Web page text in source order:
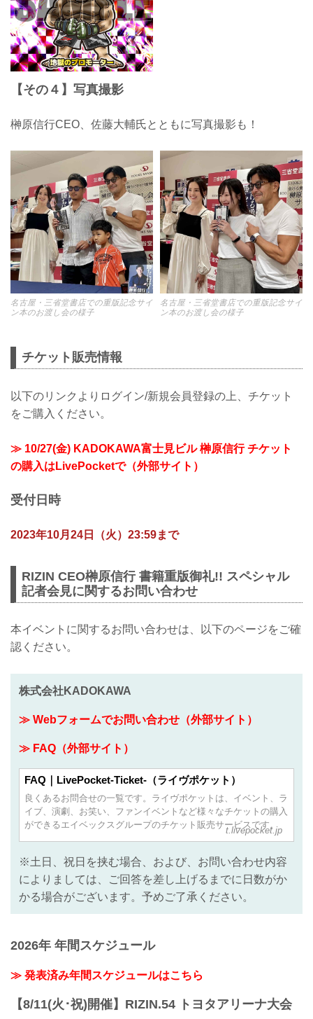
【その４】写真撮影
榊原信行CEO、佐藤大輔氏とともに写真撮影も！
名古屋・三省堂書店での重版記念サイ
ン本のお渡し会の様子
名古屋・三省堂書店での重版記念サイ
ン本のお渡し会の様子
チケット販売情報
以下のリンクよりログイン/新規会員登録の上、チケット
をご購入ください。
≫ 10/27(金) KADOKAWA富士見ビル 榊原信行 チケット
の購入はLivePocketで（外部サイト）
受付日時
2023年10月24日（火）23:59まで
RIZIN CEO榊原信行 書籍重版御礼!! スペシャル
記者会見に関するお問い合わせ
本イベントに関するお問い合わせは、以下のページをご確
認ください。
株式会社KADOKAWA
≫ Webフォームでお問い合わせ（外部サイト）
≫ FAQ（外部サイト）
FAQ｜LivePocket-Ticket-（ライヴポケット）
良くあるお問合せの一覧です。ライヴポケットは、イベント、ラ
イブ、演劇、お笑い、ファンイベントなど様々なチケットの購入
ができるエイベックスグループのチケット販売サービスです。
t.livepocket.jp
※土日、祝日を挟む場合、および、お問い合わせ内容
によりましては、ご回答を差し上げるまでに日数がか
かる場合がございます。予めご了承ください。
2026年 年間スケジュール
≫ 発表済み年間スケジュールはこちら
【8/11(火･祝)開催】RIZIN.54 トヨタアリーナ大会